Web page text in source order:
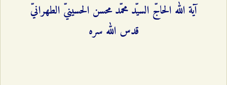
آية الله الحاجّ السيّد محمّد محسن الحسينيّ الطهرانيّ
قدس الله سره